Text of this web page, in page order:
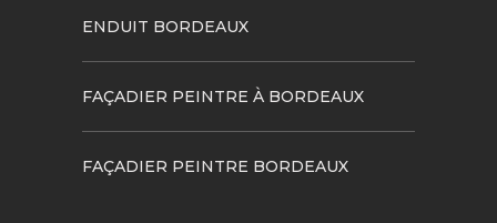
ENDUIT BORDEAUX
FAÇADIER PEINTRE À BORDEAUX
FAÇADIER PEINTRE BORDEAUX